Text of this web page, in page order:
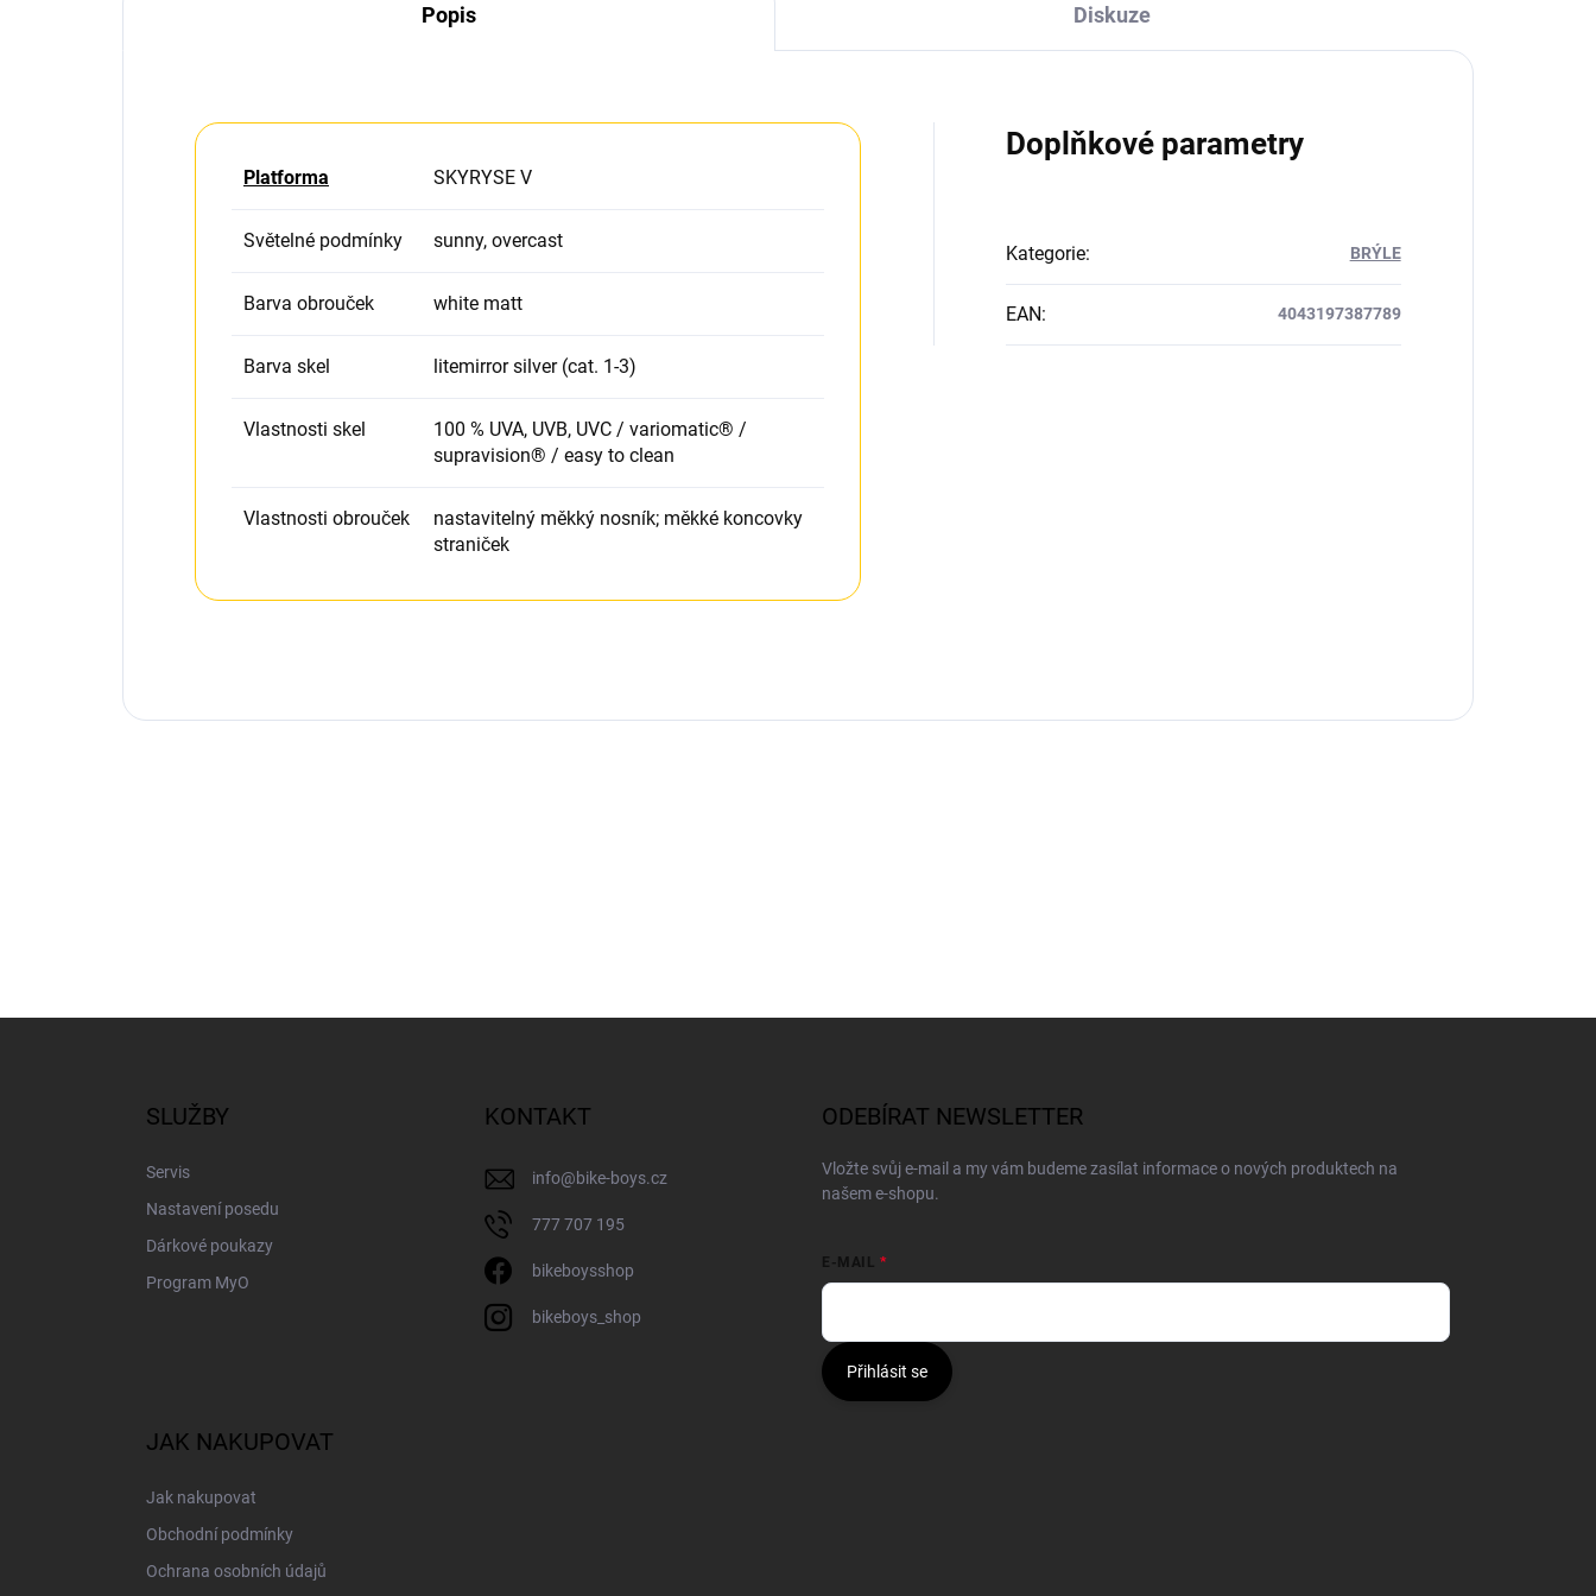
Popis Diskuze
Platforma SKYRYSE V
Světelné podmínky sunny, overcast
Barva obrouček white matt
Barva skel litemirror silver (cat. 1-3)
Vlastnosti skel
100 % UVA, UVB, UVC / variomatic® /
supravision® / easy to clean
Vlastnosti obrouček
nastavitelný měkký nosník; měkké koncovky
straniček
Doplňkové parametry
Kategorie: BRÝLE
EAN: 4043197387789
SLUŽBY
Servis
Nastavení posedu
Dárkové poukazy
Program MyO
KONTAKT
info@bike-boys.cz
777 707 195
bikeboysshop
bikeboys_shop
ODEBÍRAT NEWSLETTER
Vložte svůj e-mail a my vám budeme zasílat informace o nových produktech na
našem e-shopu.
E-MAIL
Přihlásit se
JAK NAKUPOVAT
Jak nakupovat
Obchodní podmínky
Ochrana osobních údajů